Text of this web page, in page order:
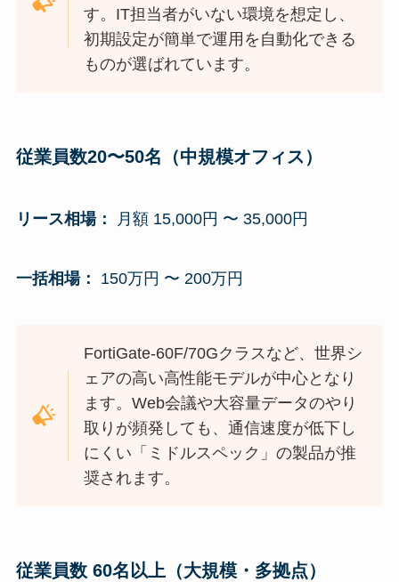
す。IT担当者がいない環境を想定し、
初期設定が簡単で運用を自動化できる
ものが選ばれています。
従業員数20〜50名（中規模オフィス）
リース相場： 月額 15,000円 〜 35,000円
一括相場： 150万円 〜 200万円
FortiGate-60F/70Gクラスなど、世界シ
ェアの高い高性能モデルが中心となり
ます。Web会議や大容量データのやり
取りが頻発しても、通信速度が低下し
にくい「ミドルスペック」の製品が推
奨されます。
従業員数 60名以上（大規模・多拠点）